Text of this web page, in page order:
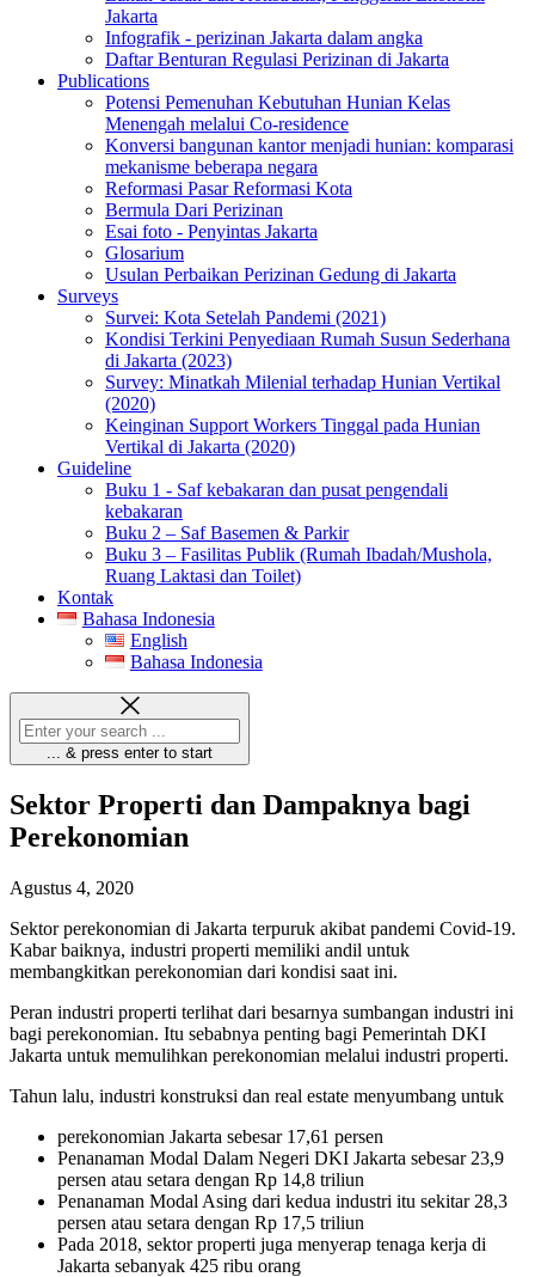
Jakarta
Infografik - perizinan Jakarta dalam angka
Daftar Benturan Regulasi Perizinan di Jakarta
Publications
Potensi Pemenuhan Kebutuhan Hunian Kelas
Menengah melalui Co-residence
Konversi bangunan kantor menjadi hunian: komparasi
mekanisme beberapa negara
Reformasi Pasar Reformasi Kota
Bermula Dari Perizinan
Esai foto - Penyintas Jakarta
Glosarium
Usulan Perbaikan Perizinan Gedung di Jakarta
Surveys
Survei: Kota Setelah Pandemi (2021)
Kondisi Terkini Penyediaan Rumah Susun Sederhana
di Jakarta (2023)
Survey: Minatkah Milenial terhadap Hunian Vertikal
(2020)
Keinginan Support Workers Tinggal pada Hunian
Vertikal di Jakarta (2020)
Guideline
Buku 1 - Saf kebakaran dan pusat pengendali
kebakaran
Buku 2 – Saf Basemen & Parkir
Buku 3 – Fasilitas Publik (Rumah Ibadah/Mushola,
Ruang Laktasi dan Toilet)
Kontak
Bahasa Indonesia
English
Bahasa Indonesia
... & press enter to start
Sektor Properti dan Dampaknya bagi
Perekonomian
Agustus 4, 2020
Sektor perekonomian di Jakarta terpuruk akibat pandemi Covid-19.
Kabar baiknya, industri properti memiliki andil untuk
membangkitkan perekonomian dari kondisi saat ini.
Peran industri properti terlihat dari besarnya sumbangan industri ini
bagi perekonomian. Itu sebabnya penting bagi Pemerintah DKI
Jakarta untuk memulihkan perekonomian melalui industri properti.
Tahun lalu, industri konstruksi dan real estate menyumbang untuk
perekonomian Jakarta sebesar 17,61 persen
Penanaman Modal Dalam Negeri DKI Jakarta sebesar 23,9
persen atau setara dengan Rp 14,8 triliun
Penanaman Modal Asing dari kedua industri itu sekitar 28,3
persen atau setara dengan Rp 17,5 triliun
Pada 2018, sektor properti juga menyerap tenaga kerja di
Jakarta sebanyak 425 ribu orang